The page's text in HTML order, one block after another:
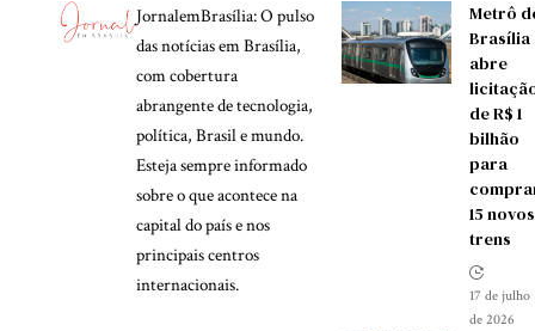
JornalemBrasília: O pulso
das notícias em Brasília,
com cobertura
abrangente de tecnologia,
política, Brasil e mundo.
Esteja sempre informado
sobre o que acontece na
capital do país e nos
principais centros
internacionais.
Metrô
Brasília
abre
de R$ 1
bilhão
para
15 novos
trens
17 de julho
de 2026